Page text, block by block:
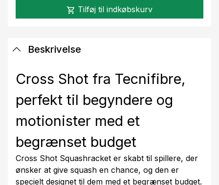
shopping_cart Tilføj til indkøbskurv
Beskrivelse
Cross Shot fra Tecnifibre,
perfekt til begyndere og
motionister med et
begrænset budget
Cross Shot Squashracket er skabt til spillere, der
ønsker at give squash en chance, og den er
specielt designet til dem med et begrænset budget.